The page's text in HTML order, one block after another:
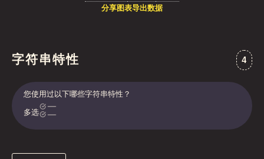
分享图表导出数据
字符串特性 对“
4
您使用过以下哪些字符串特性？
多选